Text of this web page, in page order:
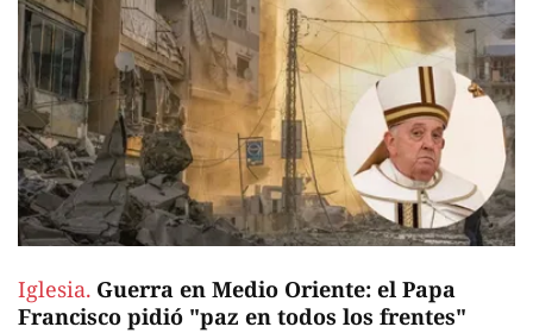
Iglesia. Guerra en Medio Oriente: el Papa
Francisco pidió "paz en todos los frentes"